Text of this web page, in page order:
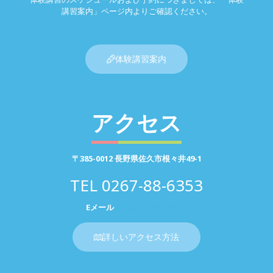
講習案内」ページ内よりご確認ください。
体験講習案内
アクセス
〒385-0012 長野県佐久市根々井49-1
TEL 0267-88-6353
Eメール
詳しいアクセス方法